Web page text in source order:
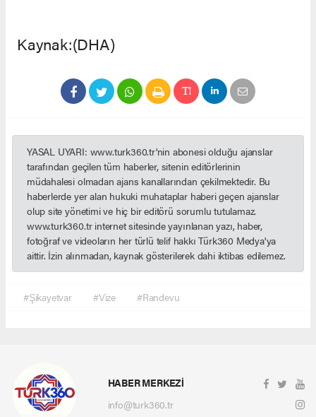
Kaynak:(DHA)
YASAL UYARI: www.turk360.tr'nin abonesi olduğu ajanslar
tarafından geçilen tüm haberler, sitenin editörlerinin
müdahalesi olmadan ajans kanallarından çekilmektedir. Bu
haberlerde yer alan hukuki muhataplar haberi geçen ajanslar
olup site yönetimi ve hiç bir editörü sorumlu tutulamaz.
www.turk360.tr internet sitesinde yayınlanan yazı, haber,
fotoğraf ve videoların her türlü telif hakkı Türk360 Medya'ya
aittir. İzin alınmadan, kaynak gösterilerek dahi iktibas edilemez.
#Şikayetvar #Vize #Randevu
HABER MERKEZİ
info@turk360.tr